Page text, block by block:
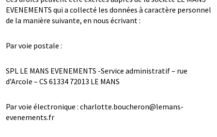
EVENEMENTS qui a collecté les données à caractère personnel
de la manière suivante, en nous écrivant :
Par voie postale :
SPL LE MANS EVENEMENTS -Service administratif – rue
d’Arcole – CS 61334 72013 LE MANS
Par voie électronique : charlotte.boucheron@lemans-
evenements.fr